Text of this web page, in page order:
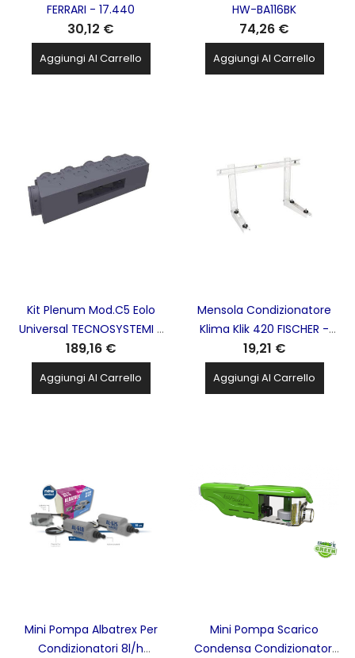
FERRARI - 17.440
30,12 €
Aggiungi Al Carrello
HW-BA116BK
74,26 €
Aggiungi Al Carrello
Kit Plenum Mod.C5 Eolo
Universal TECNOSYSTEMI -
PWD400033
189,16 €
Aggiungi Al Carrello
Mensola Condizionatore
Klima Klik 420 FISCHER -
521761
19,21 €
Aggiungi Al Carrello
Mini Pompa Albatrex Per
Condizionatori 8l/h
Mini Pompa Scarico
Condensa Condizionatori